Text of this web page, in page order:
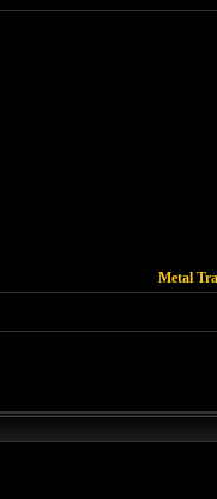
Metal